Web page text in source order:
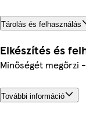
Tárolás és felhasználás
Elkészítés és
Minőségét megőrzi
További információ